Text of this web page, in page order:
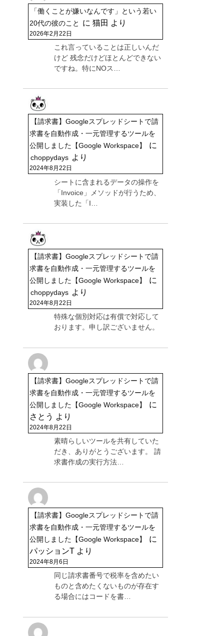
「働くことが嫌いなんです」という若い
20代の彼のこと
に 猫田 より
2026年2月22日
これ言っていることは正しいんだ
けど 残念だけどほとんどできない
ですね。特にNOス…
【請求書】Googleスプレッドシートで請
求書を自動作成・一元管理するツールを
公開しました【Google Workspace】
に
choppydays より
2024年8月22日
シートに含まれるデータの操作を
「Invoice」メソッドが行うため、
実装した「I…
【請求書】Googleスプレッドシートで請
求書を自動作成・一元管理するツールを
公開しました【Google Workspace】
に
choppydays より
2024年8月22日
特殊な個別対応は有償で対応して
おります。申し訳ございません。
【請求書】Googleスプレッドシートで請
求書を自動作成・一元管理するツールを
公開しました【Google Workspace】
に
さとう より
2024年8月22日
素晴らしいツールを共有していた
だき、ありがとうございます。 請
求書作成の実行方法…
【請求書】Googleスプレッドシートで請
求書を自動作成・一元管理するツールを
公開しました【Google Workspace】
に
パッションT より
2024年8月6日
同じ請求書番号で税率を含めたい
ものと含めたくないものが存在す
る場合にはコードを書…